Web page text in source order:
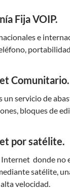
Fija VOIP.
e
Comunitario.
un servicio de
bloques de
por satélite.
donde no
satélite,
velocidad.